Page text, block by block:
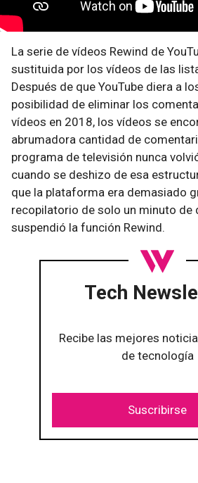
La serie de vídeos Rewind de
sustituida por los vídeos de las
Después de que YouTube diera a
posibilidad de eliminar los
vídeos en 2018, los vídeos se
abrumadora cantidad de
programa de televisión nunca
cuando se deshizo de esa
que la plataforma era demasiado
recopilatorio de solo un minuto de
suspendió la función Rewind.
Tech
Recibe las mejores
de tecnología
Suscribirse